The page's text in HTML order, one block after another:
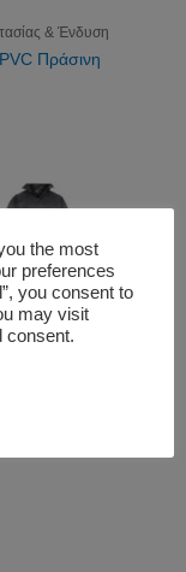
& Ένδυση
Πράσινη
the most
preferences
you consent to
may visit
consent.